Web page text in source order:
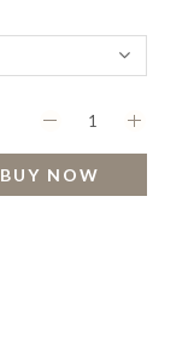
BUY NOW